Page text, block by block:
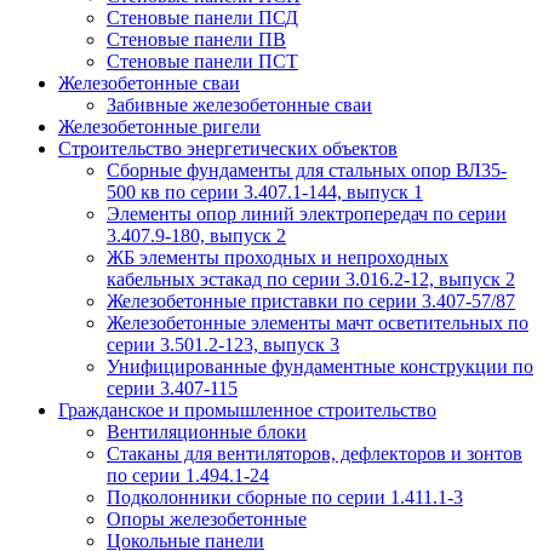
Стеновые панели ПСД
Стеновые панели ПВ
Стеновые панели ПСТ
Железобетонные сваи
Забивные железобетонные сваи
Железобетонные ригели
Строительство энергетических объектов
Сборные фундаменты для стальных опор ВЛ35-
500 кв по серии 3.407.1-144, выпуск 1
Элементы опор линий электропередач по серии
3.407.9-180, выпуск 2
ЖБ элементы проходных и непроходных
кабельных эстакад по серии 3.016.2-12, выпуск 2
Железобетонные приставки по серии 3.407-57/87
Железобетонные элементы мачт осветительных по
серии 3.501.2-123, выпуск 3
Унифицированные фундаментные конструкции по
серии 3.407-115
Гражданское и промышленное строительство
Вентиляционные блоки
Стаканы для вентиляторов, дефлекторов и зонтов
по серии 1.494.1-24
Подколонники сборные по серии 1.411.1-3
Опоры железобетонные
Цокольные панели